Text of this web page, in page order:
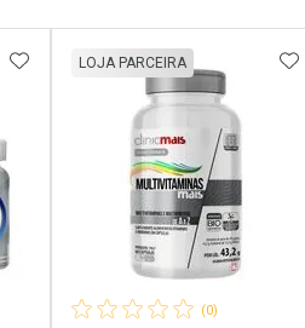
ADICIONAR AOS FAVORITOS
(0)
LOJA PARCEIRA